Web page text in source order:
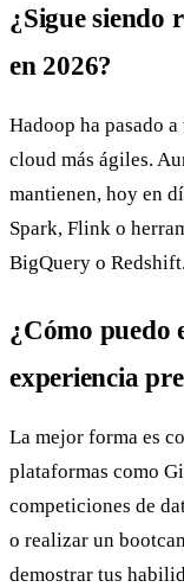
¿Sigue siendo
en 2026?
Hadoop ha pasado
cloud más ágiles.
mantienen, hoy en
Spark, Flink o
BigQuery o Redshift.
¿Cómo puedo
experiencia
La mejor forma es
plataformas como
competiciones de
o realizar un
demostrar tus